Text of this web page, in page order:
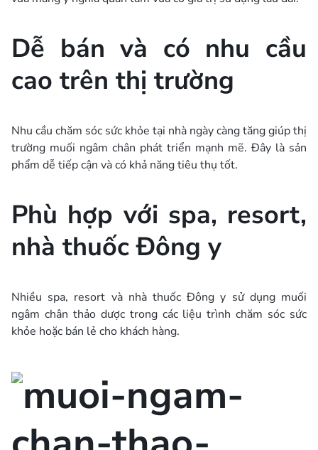
Dễ bán và có nhu cầu
cao trên thị trường
Nhu cầu chăm sóc sức khỏe tại nhà ngày càng tăng giúp thị
trường muối ngâm chân phát triển mạnh mẽ. Đây là sản
phẩm dễ tiếp cận và có khả năng tiêu thụ tốt.
Phù hợp với spa, resort,
nhà thuốc Đông y
Nhiều spa, resort và nhà thuốc Đông y sử dụng muối
ngâm chân thảo dược trong các liệu trình chăm sóc sức
khỏe hoặc bán lẻ cho khách hàng.